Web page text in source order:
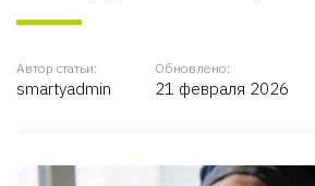
Автор статьи:
smartyadmin
Обновлено:
21 февраля 2026